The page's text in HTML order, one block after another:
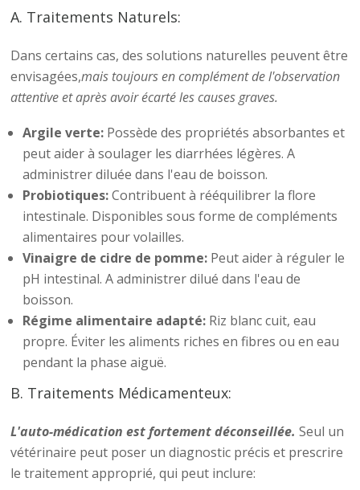
A. Traitements Naturels:
Dans certains cas, des solutions naturelles peuvent être
envisagées,mais toujours en complément de l'observation
attentive et après avoir écarté les causes graves.
Argile verte: Possède des propriétés absorbantes et
peut aider à soulager les diarrhées légères. A
administrer diluée dans l'eau de boisson.
Probiotiques:Contribuent à rééquilibrer la flore
intestinale. Disponibles sous forme de compléments
alimentaires pour volailles.
Vinaigre de cidre de pomme: Peut aider à réguler le
pH intestinal. A administrer dilué dans l'eau de
boisson.
Régime alimentaire adapté: Riz blanc cuit, eau
propre. Éviter les aliments riches en fibres ou en eau
pendant la phase aiguë.
B. Traitements Médicamenteux:
L'auto-médication est fortement déconseillée. Seul un
vétérinaire peut poser un diagnostic précis et prescrire
le traitement approprié, qui peut inclure: